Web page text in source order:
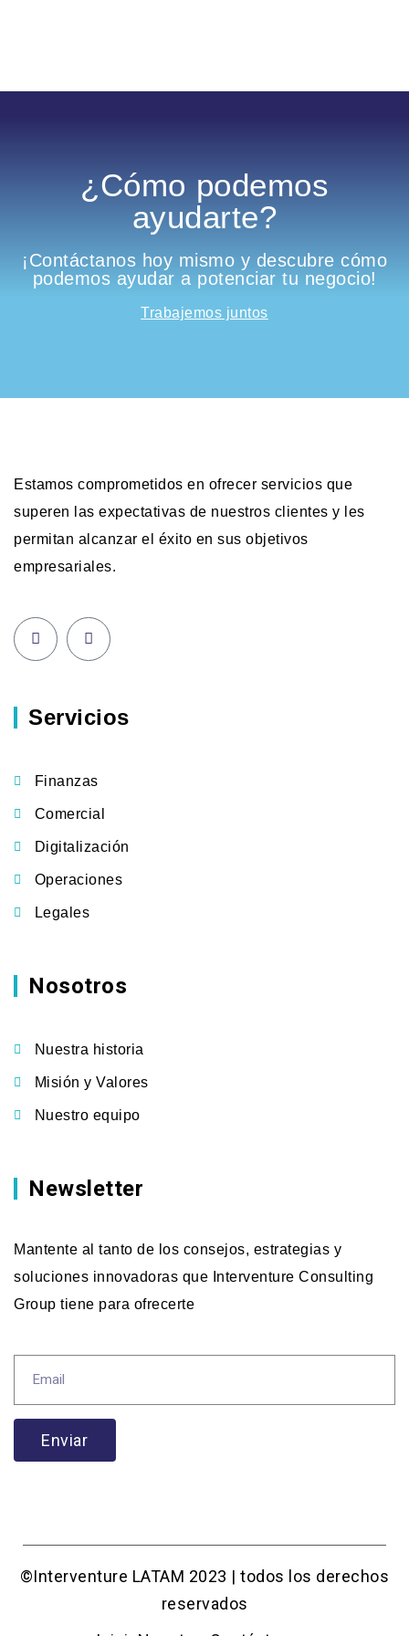
¿Cómo podemos
ayudarte?
¡Contáctanos hoy mismo y descubre cómo
podemos ayudar a potenciar tu negocio!
Trabajemos juntos
Estamos comprometidos en ofrecer servicios que
superen las expectativas de nuestros clientes y les
permitan alcanzar el éxito en sus objetivos
empresariales.
Servicios
Finanzas
Comercial
Digitalización
Operaciones
Legales
Nosotros
Nuestra historia
Misión y Valores
Nuestro equipo
Newsletter
Mantente al tanto de los consejos, estrategias y
soluciones innovadoras que Interventure Consulting
Group tiene para ofrecerte
Enviar
©Interventure LATAM 2023 | todos los derechos
reservados